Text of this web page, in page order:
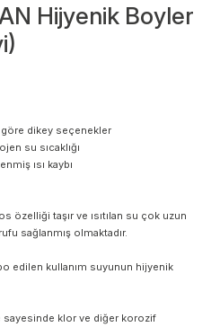
Hijyenik Boyler
dikey seçenekler
su sıcaklığı
ısı kaybı
taşır ve ısıtılan su çok uzun
sağlanmış olmaktadır.
edilen kullanım suyunun hijyenik
sayesinde klor ve diğer korozif